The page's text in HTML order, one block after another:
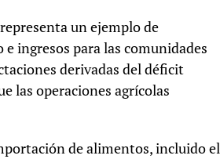
un ejemplo de
ingresos para las comunidades
derivadas del déficit
las operaciones agrícolas
de alimentos, incluido el